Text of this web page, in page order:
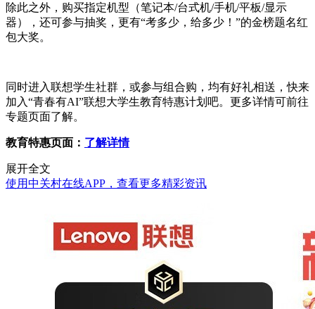
除此之外，购买指定机型（笔记本/台式机/手机/平板/显示
器），还可参与抽奖，更有“考多少，给多少！”的金榜题名红
包大奖。
同时进入联想学生社群，或参与组合购，均有好礼相送，快来
加入“青春有AI”联想大学生教育特惠计划吧。更多详情可前往
专题页面了解。
教育特惠页面： 了解详情
展开全文
使用中关村在线APP，查看更多精彩资讯